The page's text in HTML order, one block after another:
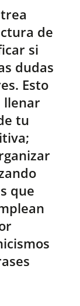
de
si
dudas
Esto
llenar
tu
que